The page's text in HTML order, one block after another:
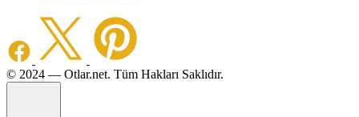
©️ 2024 — Otlar.net. Tüm Hakları Saklıdır.